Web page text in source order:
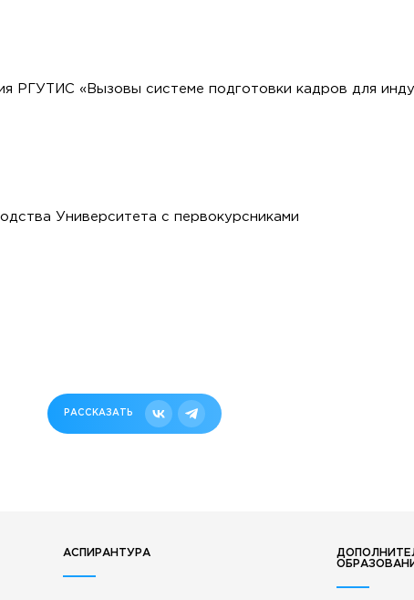
РГУТИС «Вызовы системе подготовки кадров для
Университета с первокурсниками
РАССКАЗАТЬ
АСПИРАНТУРА